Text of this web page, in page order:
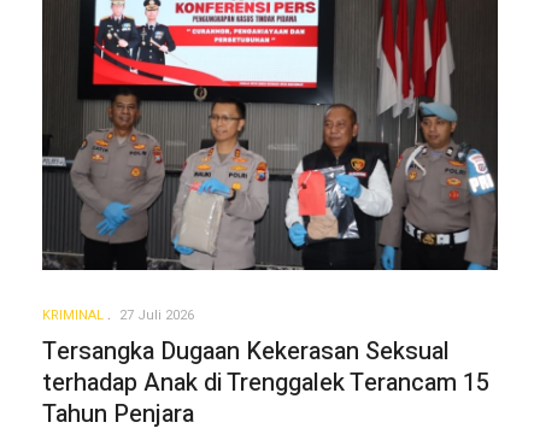
KRIMINAL 27 Juli 2026
Tersangka Dugaan Kekerasan Seksual
terhadap Anak di Trenggalek Terancam 15
Tahun Penjara